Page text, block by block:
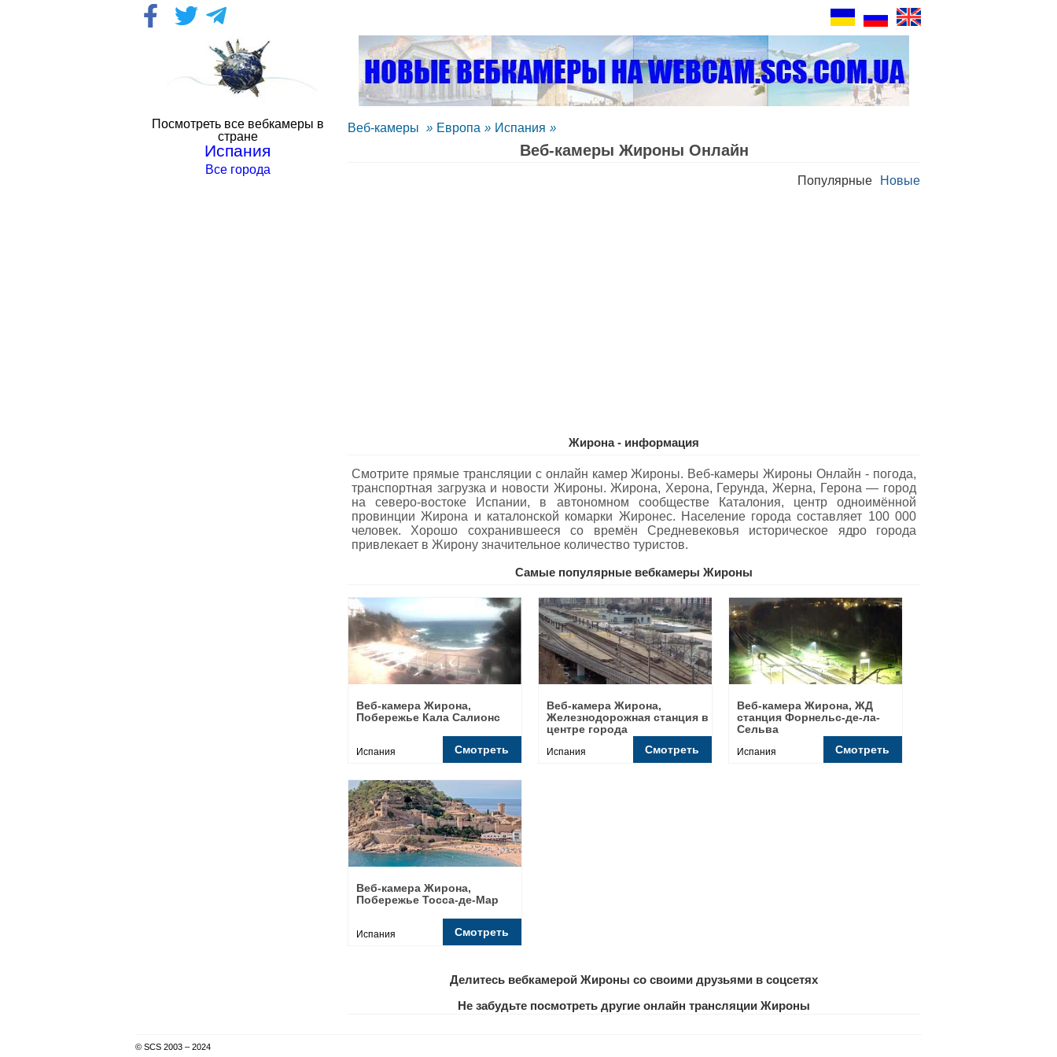
Посмотреть все вебкамеры в
стране
Испания
Все города
Веб-камеры » Европа » Испания »
Веб-камеры Жироны Oнлайн
Новые
Популярные
Жирона - информация
Смотрите прямые трансляции с онлайн камер Жироны. Веб-камеры Жироны Oнлайн - погода,
транспортная загрузка и новости Жироны. Жирона, Херона, Герунда, Жерна, Герона — город
на северо-востоке Испании, в автономном сообществе Каталония, центр одноимённой
провинции Жирона и каталонской комарки Жиронес. Население города составляет 100 000
человек. Хорошо сохранившееся со времён Средневековья историческое ядро города
привлекает в Жирону значительное количество туристов.
Самые популярные вебкамеры Жироны
Веб-камера Жирона,
Побережье Кала Салионс
Испания Смотреть
Веб-камера Жирона,
Железнодорожная станция в
центре города
Испания Смотреть
Веб-камера Жирона, ЖД
станция Форнельс-де-ла-
Сельва
Испания Смотреть
Веб-камера Жирона,
Побережье Тосса-де-Мар
Испания Смотреть
Делитесь вебкамерой Жироны со своими друзьями в соцсетях
Не забудьте посмотреть другие онлайн трансляции Жироны
© SCS 2003 – 2024